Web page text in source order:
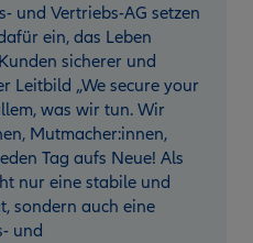
und Vertriebs-AG setzen
ein, das Leben
sicherer und
Leitbild „We secure your
was wir tun. Wir
Mutmacher:innen,
Tag aufs Neue! Als
nur eine stabile und
sondern auch eine
und